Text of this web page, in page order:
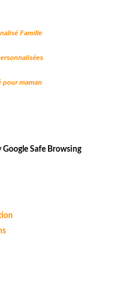
Famille
pour maman